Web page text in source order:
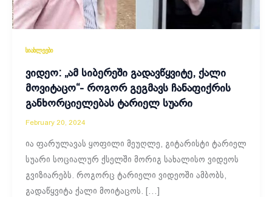
სიახლეები
ვიდეო: „ამ სიბერეში გადავწყვიტე, ქალი
მოვიტაცო“- როგორ გეგმავს ჩანაფიქრის
განხორციელებას ტარიელ სუარი
February 20, 2024
ია ფარულავას ყოფილი მეუღლე, გიტარისტი ტარიელ
სუარი სოციალურ ქსელში მორიგ სახალისო ვიდეოს
გვიზიარებს. როგორც ტარიელი ვიდეოში ამბობს,
გადაწყვიტა ქალი მოიტაცოს. […]